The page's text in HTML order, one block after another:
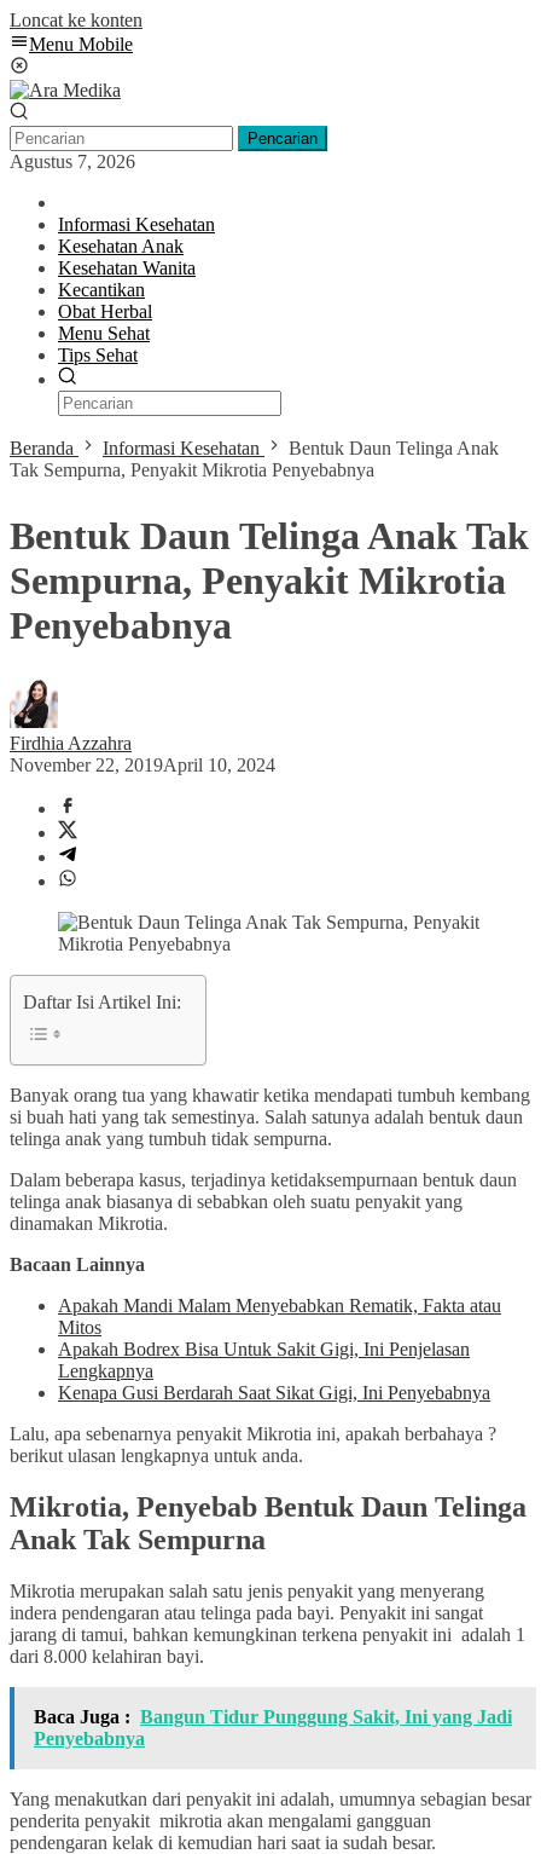
Loncat ke konten
Menu Mobile
Pencarian
Agustus 7, 2026
Informasi Kesehatan
Kesehatan Anak
Kesehatan Wanita
Kecantikan
Obat Herbal
Menu Sehat
Tips Sehat
Beranda Informasi Kesehatan
Bentuk Daun Telinga Anak
Tak Sempurna, Penyakit Mikrotia Penyebabnya
Bentuk Daun Telinga Anak Tak
Sempurna, Penyakit Mikrotia
Penyebabnya
Firdhia Azzahra
November 22, 2019April 10, 2024
Daftar Isi Artikel Ini:
Banyak orang tua yang khawatir ketika mendapati tumbuh kembang
si buah hati yang tak semestinya. Salah satunya adalah bentuk daun
telinga anak yang tumbuh tidak sempurna.
Dalam beberapa kasus, terjadinya ketidaksempurnaan bentuk daun
telinga anak biasanya di sebabkan oleh suatu penyakit yang
dinamakan Mikrotia.
Bacaan Lainnya
Apakah Mandi Malam Menyebabkan Rematik, Fakta atau
Mitos
Apakah Bodrex Bisa Untuk Sakit Gigi, Ini Penjelasan
Lengkapnya
Kenapa Gusi Berdarah Saat Sikat Gigi, Ini Penyebabnya
Lalu, apa sebenarnya penyakit Mikrotia ini, apakah berbahaya ?
berikut ulasan lengkapnya untuk anda.
Mikrotia, Penyebab Bentuk Daun Telinga
Anak Tak Sempurna
Mikrotia merupakan salah satu jenis penyakit yang menyerang
indera pendengaran atau telinga pada bayi. Penyakit ini sangat
jarang di tamui, bahkan kemungkinan terkena penyakit ini adalah 1
dari 8.000 kelahiran bayi.
Baca Juga : Bangun Tidur Punggung Sakit, Ini yang Jadi
Penyebabnya
Yang menakutkan dari penyakit ini adalah, umumnya sebagian besar
penderita penyakit mikrotia akan mengalami gangguan
pendengaran kelak di kemudian hari saat ia sudah besar.